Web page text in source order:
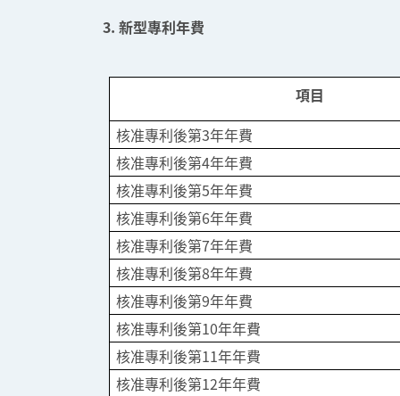
3. 新型專利年費
項目
核准專利後第3年年費
核准專利後第4年年費
核准專利後第5年年費
核准專利後第6年年費
核准專利後第7年年費
核准專利後第8年年費
核准專利後第9年年費
核准專利後第10年年費
核准專利後第11年年費
核准專利後第12年年費